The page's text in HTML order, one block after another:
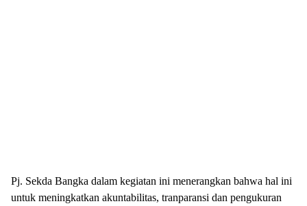
Pj. Sekda Bangka dalam kegiatan ini menerangkan bahwa hal ini
untuk meningkatkan akuntabilitas, tranparansi dan pengukuran